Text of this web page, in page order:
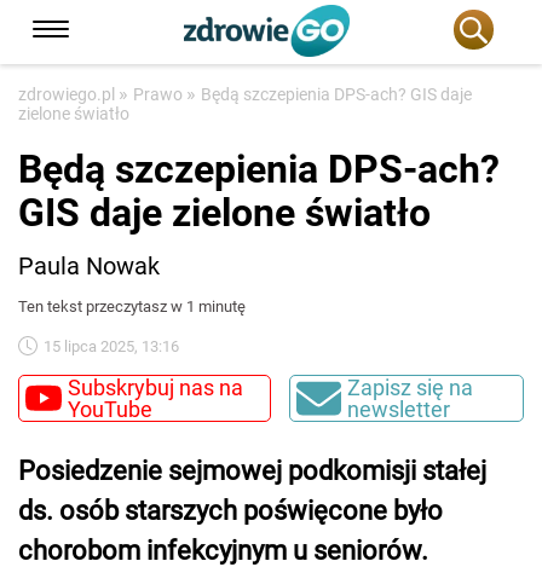
zdrowiego.pl » Prawo » Będą szczepienia DPS-ach? GIS daje
zielone światło
Będą szczepienia DPS-ach?
GIS daje zielone światło
Paula Nowak
Ten tekst przeczytasz w 1 minutę
15 lipca 2025, 13:16
Subskrybuj nas na
YouTube
Zapisz się na
newsletter
Posiedzenie sejmowej podkomisji stałej
ds. osób starszych poświęcone było
chorobom infekcyjnym u seniorów.